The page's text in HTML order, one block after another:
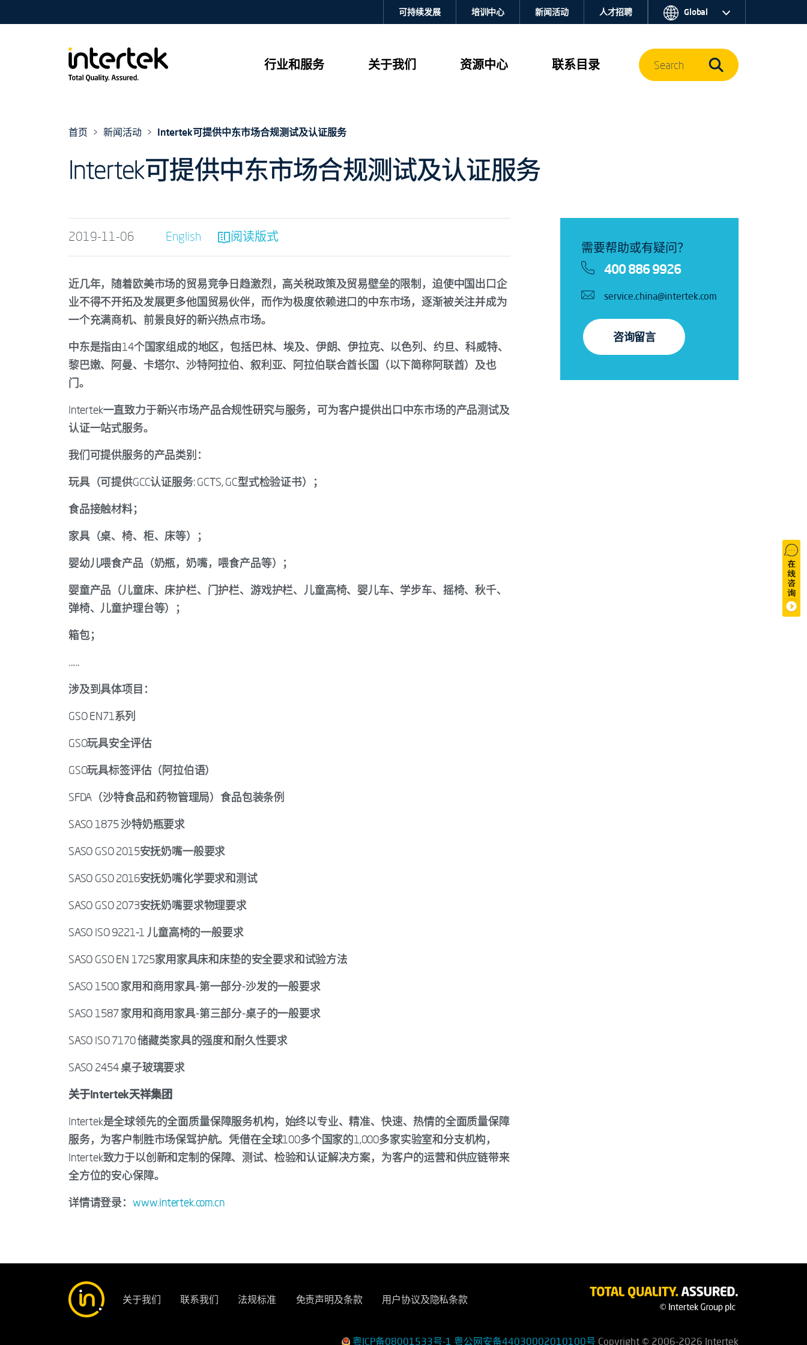
行业和服务 关于我们 资源中心 联系目录
可持续发展 培训中心 新闻活动 人才招聘 Global
Search
首页 新闻活动 Intertek可提供中东市场合规测试及认证服务
Intertek可提供中东市场合规测试及认证服务
2019-11-06 English 阅读版式
近几年，随着欧美市场的贸易竞争日趋激烈，高关税政策及贸易壁垒的限制，迫使中国出口企
业不得不开拓及发展更多他国贸易伙伴，而作为极度依赖进口的中东市场，逐渐被关注并成为
一个充满商机、前景良好的新兴热点市场。
中东是指由14个国家组成的地区，包括巴林、埃及、伊朗、伊拉克、以色列、约旦、科威特、
黎巴嫩、阿曼、卡塔尔、沙特阿拉伯、叙利亚、阿拉伯联合酋长国（以下简称阿联酋）及也
门。
Intertek一直致力于新兴市场产品合规性研究与服务，可为客户提供出口中东市场的产品测试及
认证一站式服务。
我们可提供服务的产品类别：
玩具（可提供GCC认证服务: GCTS, GC型式检验证书）；
食品接触材料；
家具（桌、椅、柜、床等）；
婴幼儿喂食产品（奶瓶，奶嘴，喂食产品等）；
婴童产品（儿童床、床护栏、门护栏、游戏护栏、儿童高椅、婴儿车、学步车、摇椅、秋千、
弹椅、儿童护理台等）；
箱包；
……
涉及到具体项目：
GSO EN71系列
GSO玩具安全评估
GSO玩具标签评估（阿拉伯语）
SFDA（沙特食品和药物管理局）食品包装条例
SASO 1875 沙特奶瓶要求
SASO GSO 2015安抚奶嘴一般要求
SASO GSO 2016安抚奶嘴化学要求和测试
SASO GSO 2073安抚奶嘴要求物理要求
SASO ISO 9221-1 儿童高椅的一般要求
SASO GSO EN 1725家用家具床和床垫的安全要求和试验方法
SASO 1500 家用和商用家具-第一部分-沙发的一般要求
SASO 1587 家用和商用家具-第三部分-桌子的一般要求
SASO ISO 7170 储藏类家具的强度和耐久性要求
SASO 2454 桌子玻璃要求
关于Intertek天祥集团
Intertek是全球领先的全面质量保障服务机构，始终以专业、精准、快速、热情的全面质量保障
服务，为客户制胜市场保驾护航。凭借在全球100多个国家的1,000多家实验室和分支机构，
Intertek致力于以创新和定制的保障、测试、检验和认证解决方案，为客户的运营和供应链带来
全方位的安心保障。
详情请登录： www.intertek.com.cn
需要帮助或有疑问？
400 886 9926
service.china@intertek.com
咨询留言
关于我们 联系我们 法规标准 免责声明及条款 用户协议及隐私条款
粤ICP备08001533号-1 粤公网安备44030002010100号 Copyright © 2006-2026 Intertek